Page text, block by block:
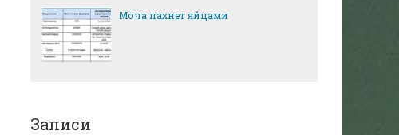
Моча пахнет яйцами
Записи